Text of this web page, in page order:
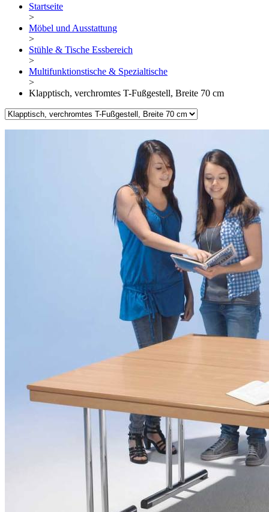
Startseite
>
Möbel und Ausstattung
>
Stühle & Tische Essbereich
>
Multifunktionstische & Spezialtische
>
Klapptisch, verchromtes T-Fußgestell, Breite 70 cm